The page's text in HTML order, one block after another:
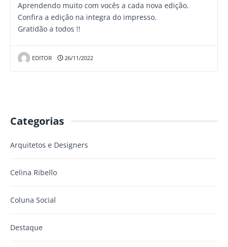
Aprendendo muito com vocês a cada nova edição.
Confira a edição na integra do impresso.
Gratidão a todos !!
EDITOR 26/11/2022
Categorias
Arquitetos e Designers
Celina Ribello
Coluna Social
Destaque